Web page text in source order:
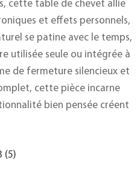
cette table de chevet allie
et effets personnels,
se patine avec le temps,
utilisée seule ou intégrée à
de fermeture silencieux et
cette pièce incarne
bien pensée créent